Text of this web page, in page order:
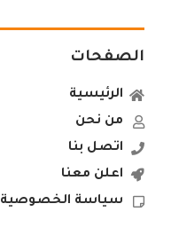
الصفحات
الرئيسية
من نحن
اتصل بنا
اعلن معنا
سياسة الخصوصية